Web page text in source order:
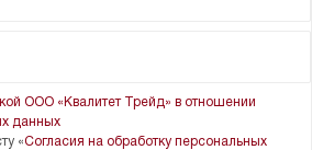
ООО «Квалитет Трейд» в отношении
данных
«Согласия на обработку персональных